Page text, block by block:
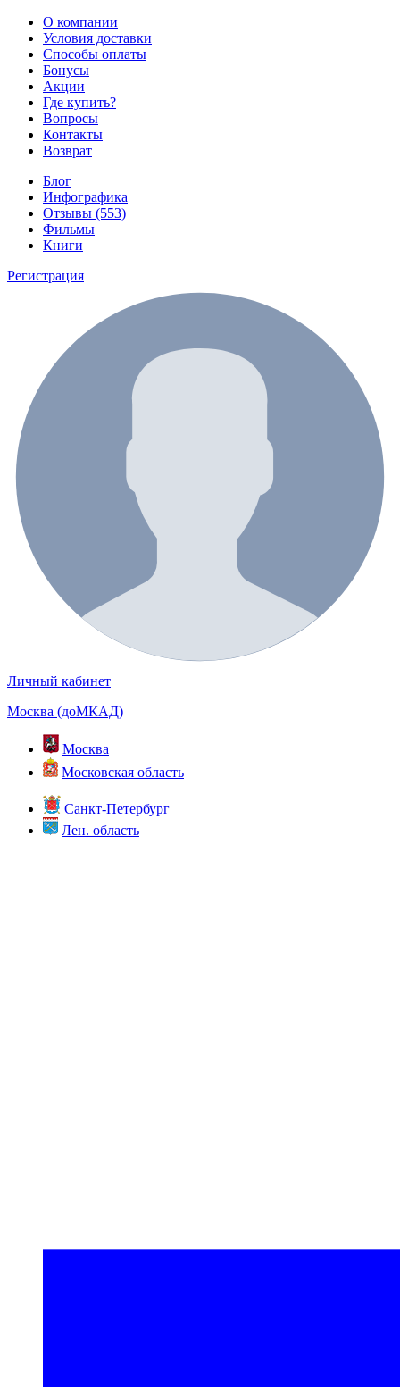
О компании
Условия доставки
Способы оплаты
Бонусы
Акции
Где купить?
Вопросы
Контакты
Возврат
Блог
Инфографика
Отзывы (553)
Фильмы
Книги
Регистрация
Личный кабинет
Москва (доМКАД)
Москва
Московская область
Санкт-Петербург
Лен. область